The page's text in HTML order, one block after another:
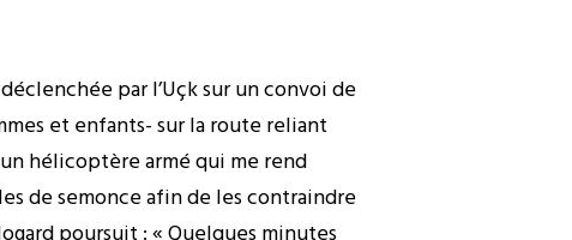
par l’Uçk sur un convoi de
et enfants- sur la route reliant
hélicoptère armé qui me rend
de semonce afin de les contraindre